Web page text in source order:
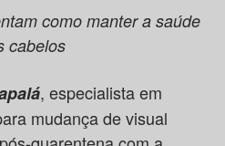
como manter a saúde
cabelos
, especialista em
mudança de visual